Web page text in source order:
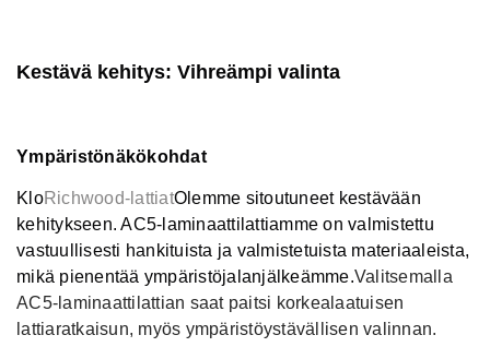
Kestävä kehitys: Vihreämpi valinta
Ympäristönäkökohdat
KloRichwood-lattiatOlemme sitoutuneet kestävään
kehitykseen. AC5-laminaattilattiamme on valmistettu
vastuullisesti hankituista ja valmistetuista materiaaleista,
mikä pienentää ympäristöjalanjälkeämme.Valitsemalla
AC5-laminaattilattian saat paitsi korkealaatuisen
lattiaratkaisun, myös ympäristöystävällisen valinnan.